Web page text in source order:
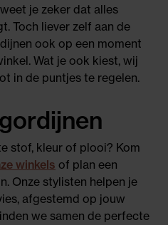
je zeker dat alles
Toch liever zelf aan de
ook op een moment
Wat je ook kiest, wij
in de puntjes te regelen.
stof, kleur of plooi? Kom
winkels of plan een
Onze stylisten helpen je
afgestemd op jouw
we samen de perfecte